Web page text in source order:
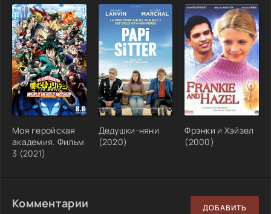
Моя геройская
академия. Фильм
3 (2021)
Дедушки-няни
(2020)
Фрэнки и Хэйзел
(2000)
Комментарии ДОБАВИТЬ